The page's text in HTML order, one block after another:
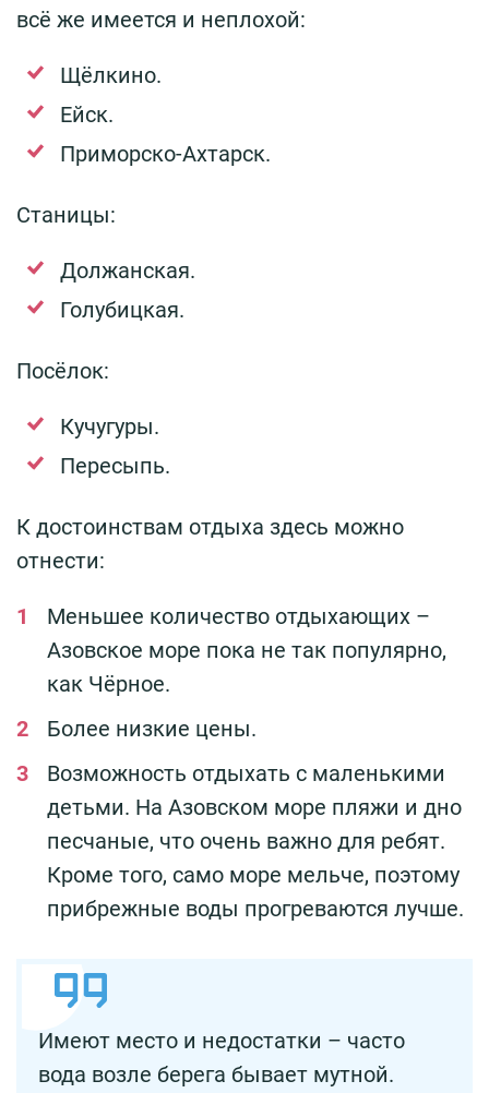
всё же имеется и неплохой:
Щёлкино.
Ейск.
Приморско-Ахтарск.
Станицы:
Должанская.
Голубицкая.
Посёлок:
Кучугуры.
Пересыпь.
К достоинствам отдыха здесь можно
отнести:
Меньшее количество отдыхающих –
Азовское море пока не так популярно,
как Чёрное.
Более низкие цены.
Возможность отдыхать с маленькими
детьми. На Азовском море пляжи и дно
песчаные, что очень важно для ребят.
Кроме того, само море мельче, поэтому
прибрежные воды прогреваются лучше.
Имеют место и недостатки – часто
вода возле берега бывает мутной.